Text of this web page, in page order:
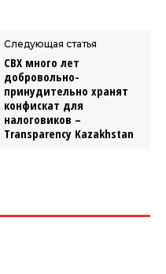
Следующая статья
СВХ много лет
добровольно-
принудительно хранят
конфискат для
налоговиков –
Transparency Kazakhstan